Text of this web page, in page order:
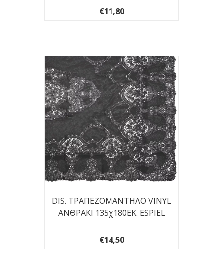
€11,80
DIS. ΤΡΑΠΕΖΟΜΑΝΤΗΛΟ VINYL
ΑΝΘΡΑΚΙ 135χ180ΕΚ. ESPIEL
€14,50